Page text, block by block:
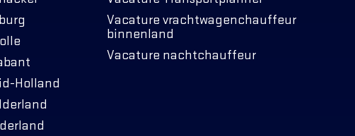
Holland
Vacature vrachtwagenchauffeur
binnenland
Vacature nachtchauffeur